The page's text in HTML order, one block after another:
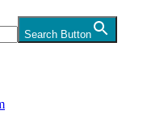
Search Button